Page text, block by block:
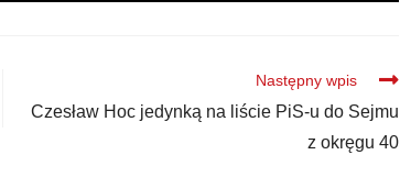
Następny wpis
Czesław Hoc jedynką na liście PiS-u do Sejmu
z okręgu 40